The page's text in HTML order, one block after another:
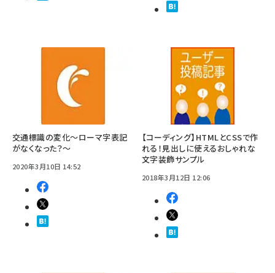
交通標識の変化～ローマ字表記
がなくなった？～
2020年3月10日 14:52
【コーディング】HTMLとCSSで作
れる！見出しに使えるおしゃれな
文字装飾サンプル
2018年3月12日 12:06